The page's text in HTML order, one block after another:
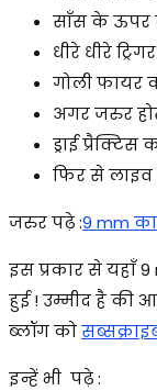
साँस के ऊपर
धीरे धीरे
गोली फायर
अगर जरुर
ड्राई
फिर से
जरुर पढ़े :9 mm
इस प्रकार से यहाँ
हुई ! उम्मीद है की
ब्लॉग को
इन्हें भी पढ़े :